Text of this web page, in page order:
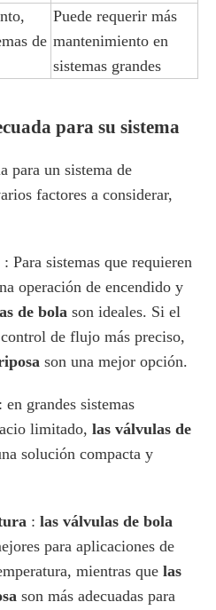
de
Puede requerir más
mantenimiento en
sistemas grandes
para su sistema
para un sistema de
factores a considerar,
: Para sistemas que requieren
operación de encendido y
de bola son ideales. Si el
de flujo más preciso,
son una mejor opción.
: en grandes sistemas
limitado, las válvulas de
solución compacta y
: las válvulas de bola
para aplicaciones de
mientras que las
son más adecuadas para